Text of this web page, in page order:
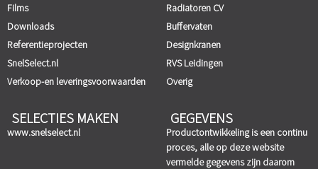
Films
Downloads
Referentieprojecten
SnelSelect.nl
Verkoop-en leveringsvoorwaarden
Radiatoren CV
Buffervaten
Designkranen
RVS Leidingen
Overig
SELECTIES MAKEN
www.snelselect.nl
GEGEVENS
Productontwikkeling is een continu
proces, alle op deze website
vermelde gegevens zijn daarom